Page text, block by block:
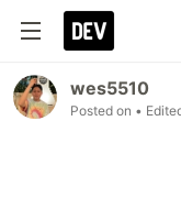
wes5510
Posted on •